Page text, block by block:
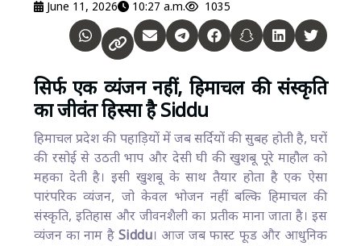
June 11, 2026 10:27 a.m. 1035
सिर्फ एक व्यंजन नहीं, हिमाचल की संस्कृति
का जीवंत हिस्सा है Siddu
हिमाचल प्रदेश की पहाड़ियों में जब सर्दियों की सुबह होती है, घरों
की रसोई से उठती भाप और देसी घी की खुशबू पूरे माहौल को
महका देती है। इसी खुशबू के साथ तैयार होता है एक ऐसा
पारंपरिक व्यंजन, जो केवल भोजन नहीं बल्कि हिमाचल की
संस्कृति, इतिहास और जीवनशैली का प्रतीक माना जाता है। इस
व्यंजन का नाम है Siddu। आज जब फास्ट फूड और आधुनिक